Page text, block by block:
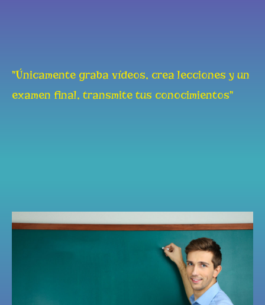
"Únicamente graba vídeos, crea lecciones y un
examen final, transmite tus conocimientos"